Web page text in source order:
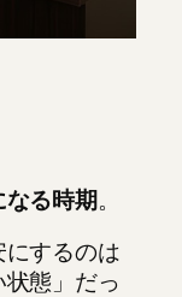
なる時期。
するのは
状態」だっ